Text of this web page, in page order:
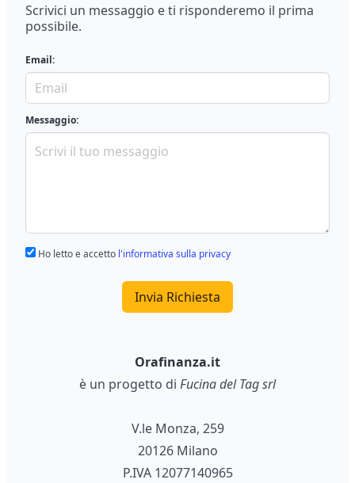
Scrivici un messaggio e ti risponderemo il prima
possibile.
Email:
Messaggio:
Ho letto e accetto l'informativa sulla privacy
Invia Richiesta
Orafinanza.it
è un progetto di Fucina del Tag srl
V.le Monza, 259
20126 Milano
P.IVA 12077140965